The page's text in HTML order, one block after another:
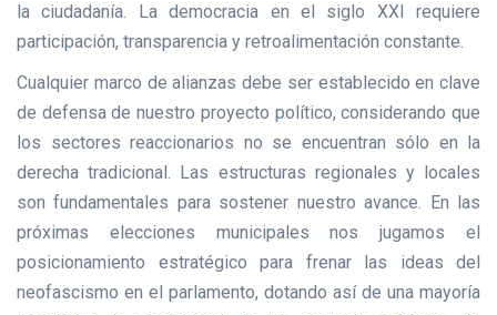
la ciudadanía. La democracia en el siglo XXI requiere
participación, transparencia y retroalimentación constante.
Cualquier marco de alianzas debe ser establecido en clave
de defensa de nuestro proyecto político, considerando que
los sectores reaccionarios no se encuentran sólo en la
derecha tradicional. Las estructuras regionales y locales
son fundamentales para sostener nuestro avance. En las
próximas elecciones municipales nos jugamos el
posicionamiento estratégico para frenar las ideas del
neofascismo en el parlamento, dotando así de una mayoría